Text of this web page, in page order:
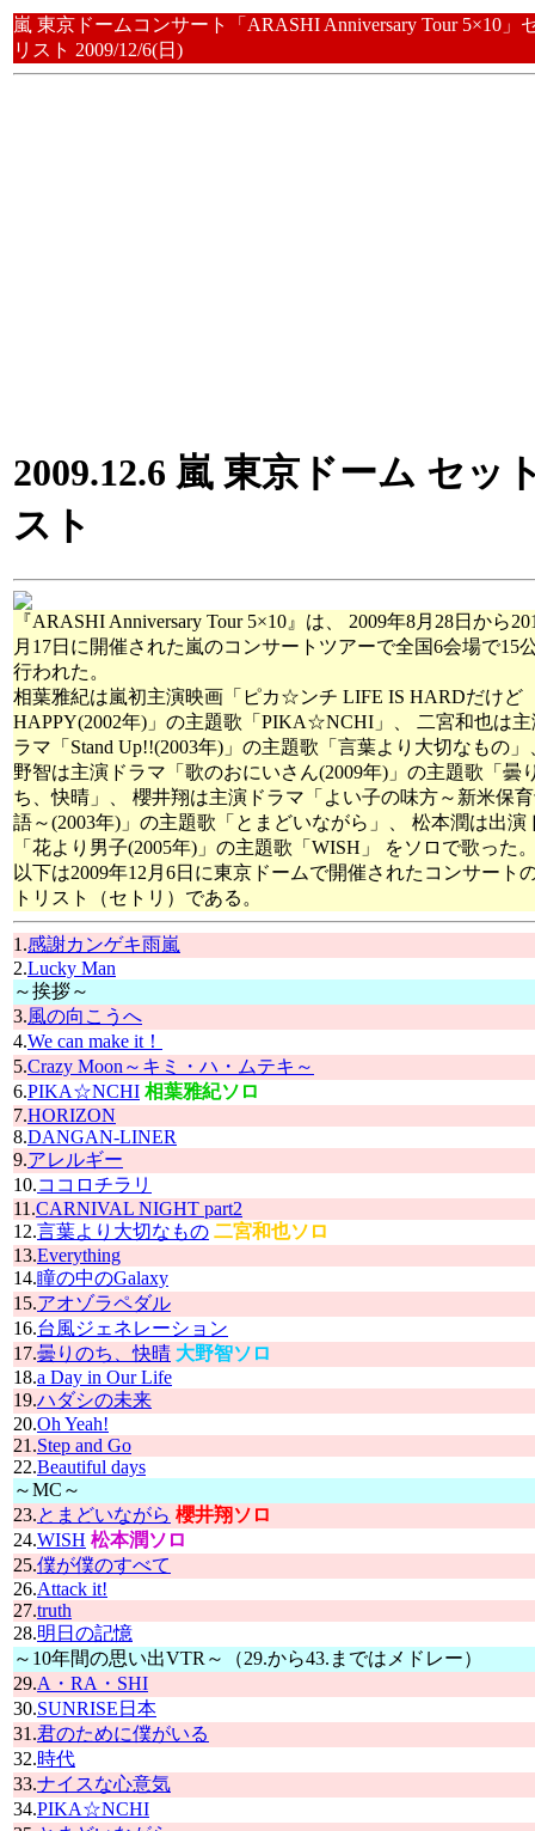
嵐 東京ドームコンサート「ARASHI Anniversary Tour 5×10」
リスト 2009/12/6(日)
2009.12.6 嵐 東京ドーム セッ
スト
『ARASHI Anniversary Tour 5×10』は、 2009年8月28日から
月17日に開催された嵐のコンサートツアーで全国6会場で15
行われた。
相葉雅紀は嵐初主演映画「ピカ☆ンチ LIFE IS HARDだけど
HAPPY(2002年)」の主題歌「PIKA☆NCHI」、 二宮和也は主
ラマ「Stand Up!!(2003年)」の主題歌「言葉より大切なもの」
野智は主演ドラマ「歌のおにいさん(2009年)」の主題歌「曇
ち、快晴」、 櫻井翔は主演ドラマ「よい子の味方～新米保
語～(2003年)」の主題歌「とまどいながら」、 松本潤は出演
「花より男子(2005年)」の主題歌「WISH」 をソロで歌った
以下は2009年12月6日に東京ドームで開催されたコンサート
トリスト（セトリ）である。
1.感謝カンゲキ雨嵐
2.Lucky Man
～挨拶～
3.風の向こうへ
4.We can make it！
5.Crazy Moon～キミ・ハ・ムテキ～
6.PIKA☆NCHI 相葉雅紀ソロ
7.HORIZON
8.DANGAN-LINER
9.アレルギー
10.ココロチラリ
11.CARNIVAL NIGHT part2
12.言葉より大切なもの 二宮和也ソロ
13.Everything
14.瞳の中のGalaxy
15.アオゾラペダル
16.台風ジェネレーション
17.曇りのち、快晴 大野智ソロ
18.a Day in Our Life
19.ハダシの未来
20.Oh Yeah!
21.Step and Go
22.Beautiful days
～MC～
23.とまどいながら 櫻井翔ソロ
24.WISH 松本潤ソロ
25.僕が僕のすべて
26.Attack it!
27.truth
28.明日の記憶
～10年間の思い出VTR～（29.から43.まではメドレー）
29.A・RA・SHI
30.SUNRISE日本
31.君のために僕がいる
32.時代
33.ナイスな心意気
34.PIKA☆NCHI